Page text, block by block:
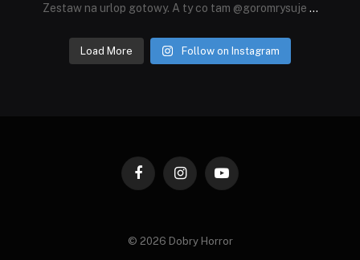
Zestaw na urlop gotowy. A ty co tam @goromrysuje ...
Load More Follow on Instagram
FacebookInstagramYouTube
© 2026 Dobry Horror